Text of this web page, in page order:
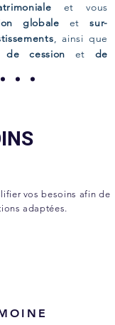
et vous
globale etsur-
, ainsi que
de cession et de
vos besoins afin de
adaptées.